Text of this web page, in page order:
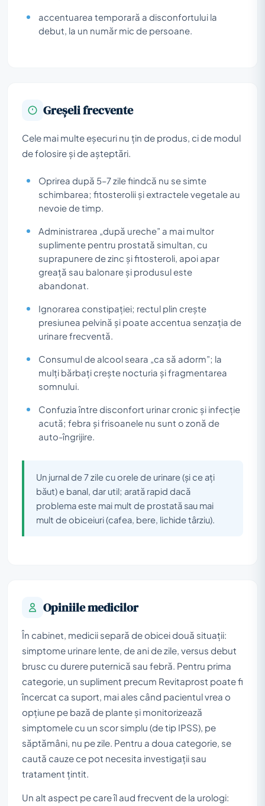
accentuarea temporară a disconfortului la
debut, la un număr mic de persoane.
Greșeli frecvente
Cele mai multe eșecuri nu țin de produs, ci de modul
de folosire și de așteptări.
Oprirea după 5–7 zile fiindcă nu se simte
schimbarea; fitosterolii și extractele vegetale au
nevoie de timp.
Administrarea „după ureche” a mai multor
suplimente pentru prostată simultan, cu
suprapunere de zinc și fitosteroli, apoi apar
greață sau balonare și produsul este
abandonat.
Ignorarea constipației; rectul plin crește
presiunea pelvină și poate accentua senzația de
urinare frecventă.
Consumul de alcool seara „ca să adorm”; la
mulți bărbați crește nocturia și fragmentarea
somnului.
Confuzia între disconfort urinar cronic și infecție
acută; febra și frisoanele nu sunt o zonă de
auto-îngrijire.
Un jurnal de 7 zile cu orele de urinare (și ce ați
băut) e banal, dar util; arată rapid dacă
problema este mai mult de prostată sau mai
mult de obiceiuri (cafea, bere, lichide târziu).
Opiniile medicilor
În cabinet, medicii separă de obicei două situații:
simptome urinare lente, de ani de zile, versus debut
brusc cu durere puternică sau febră. Pentru prima
categorie, un supliment precum Revitaprost poate fi
încercat ca suport, mai ales când pacientul vrea o
opțiune pe bază de plante și monitorizează
simptomele cu un scor simplu (de tip IPSS), pe
săptămâni, nu pe zile. Pentru a doua categorie, se
caută cauze ce pot necesita investigații sau
tratament țintit.
Un alt aspect pe care îl aud frecvent de la urologi: